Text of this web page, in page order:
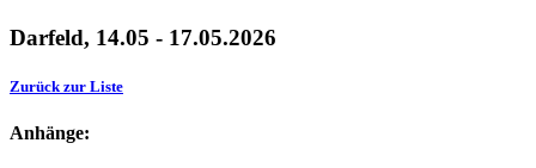
Darfeld, 14.05 - 17.05.2026
Zurück zur Liste
Anhänge: